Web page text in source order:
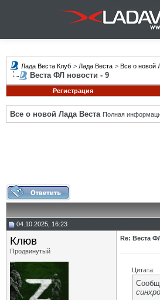
Лада Веста Клуб > Лада Веста > Все о новой
Веста ФЛ новости - 9
Регистрация
Все о новой Лада Веста Полная
04.10.2025, 16:23
Клюв
Продвинутый
Re: Веста
Цитата: